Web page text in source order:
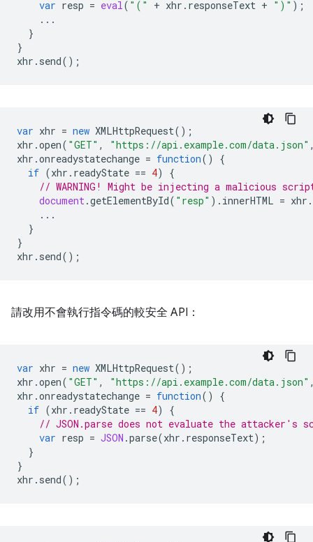
var resp = eval( "(" + xhr . responseText + ")" );
...
}
}
xhr . send();
var xhr = new XMLHttpRequest();
xhr .open( "GET" , "https://api.example.com/data.json"
xhr .onreadystatechange = function()
{
if (xhr . readyState == 4)
{
// WARNING! Might be injecting a malicious
document.getElementById( "resp" ). innerHTML = xhr .
...
}
}
xhr . send();
請改用不會執行指令碼的較安全 API：
var xhr = new XMLHttpRequest();
xhr .open( "GET" , "https://api.example.com/data.json"
xhr .onreadystatechange = function()
{
if (xhr . readyState == 4)
{
// JSON.parse does not evaluate the attacker's
var resp = JSON .parse(xhr . responseText);
}
}
xhr . send();